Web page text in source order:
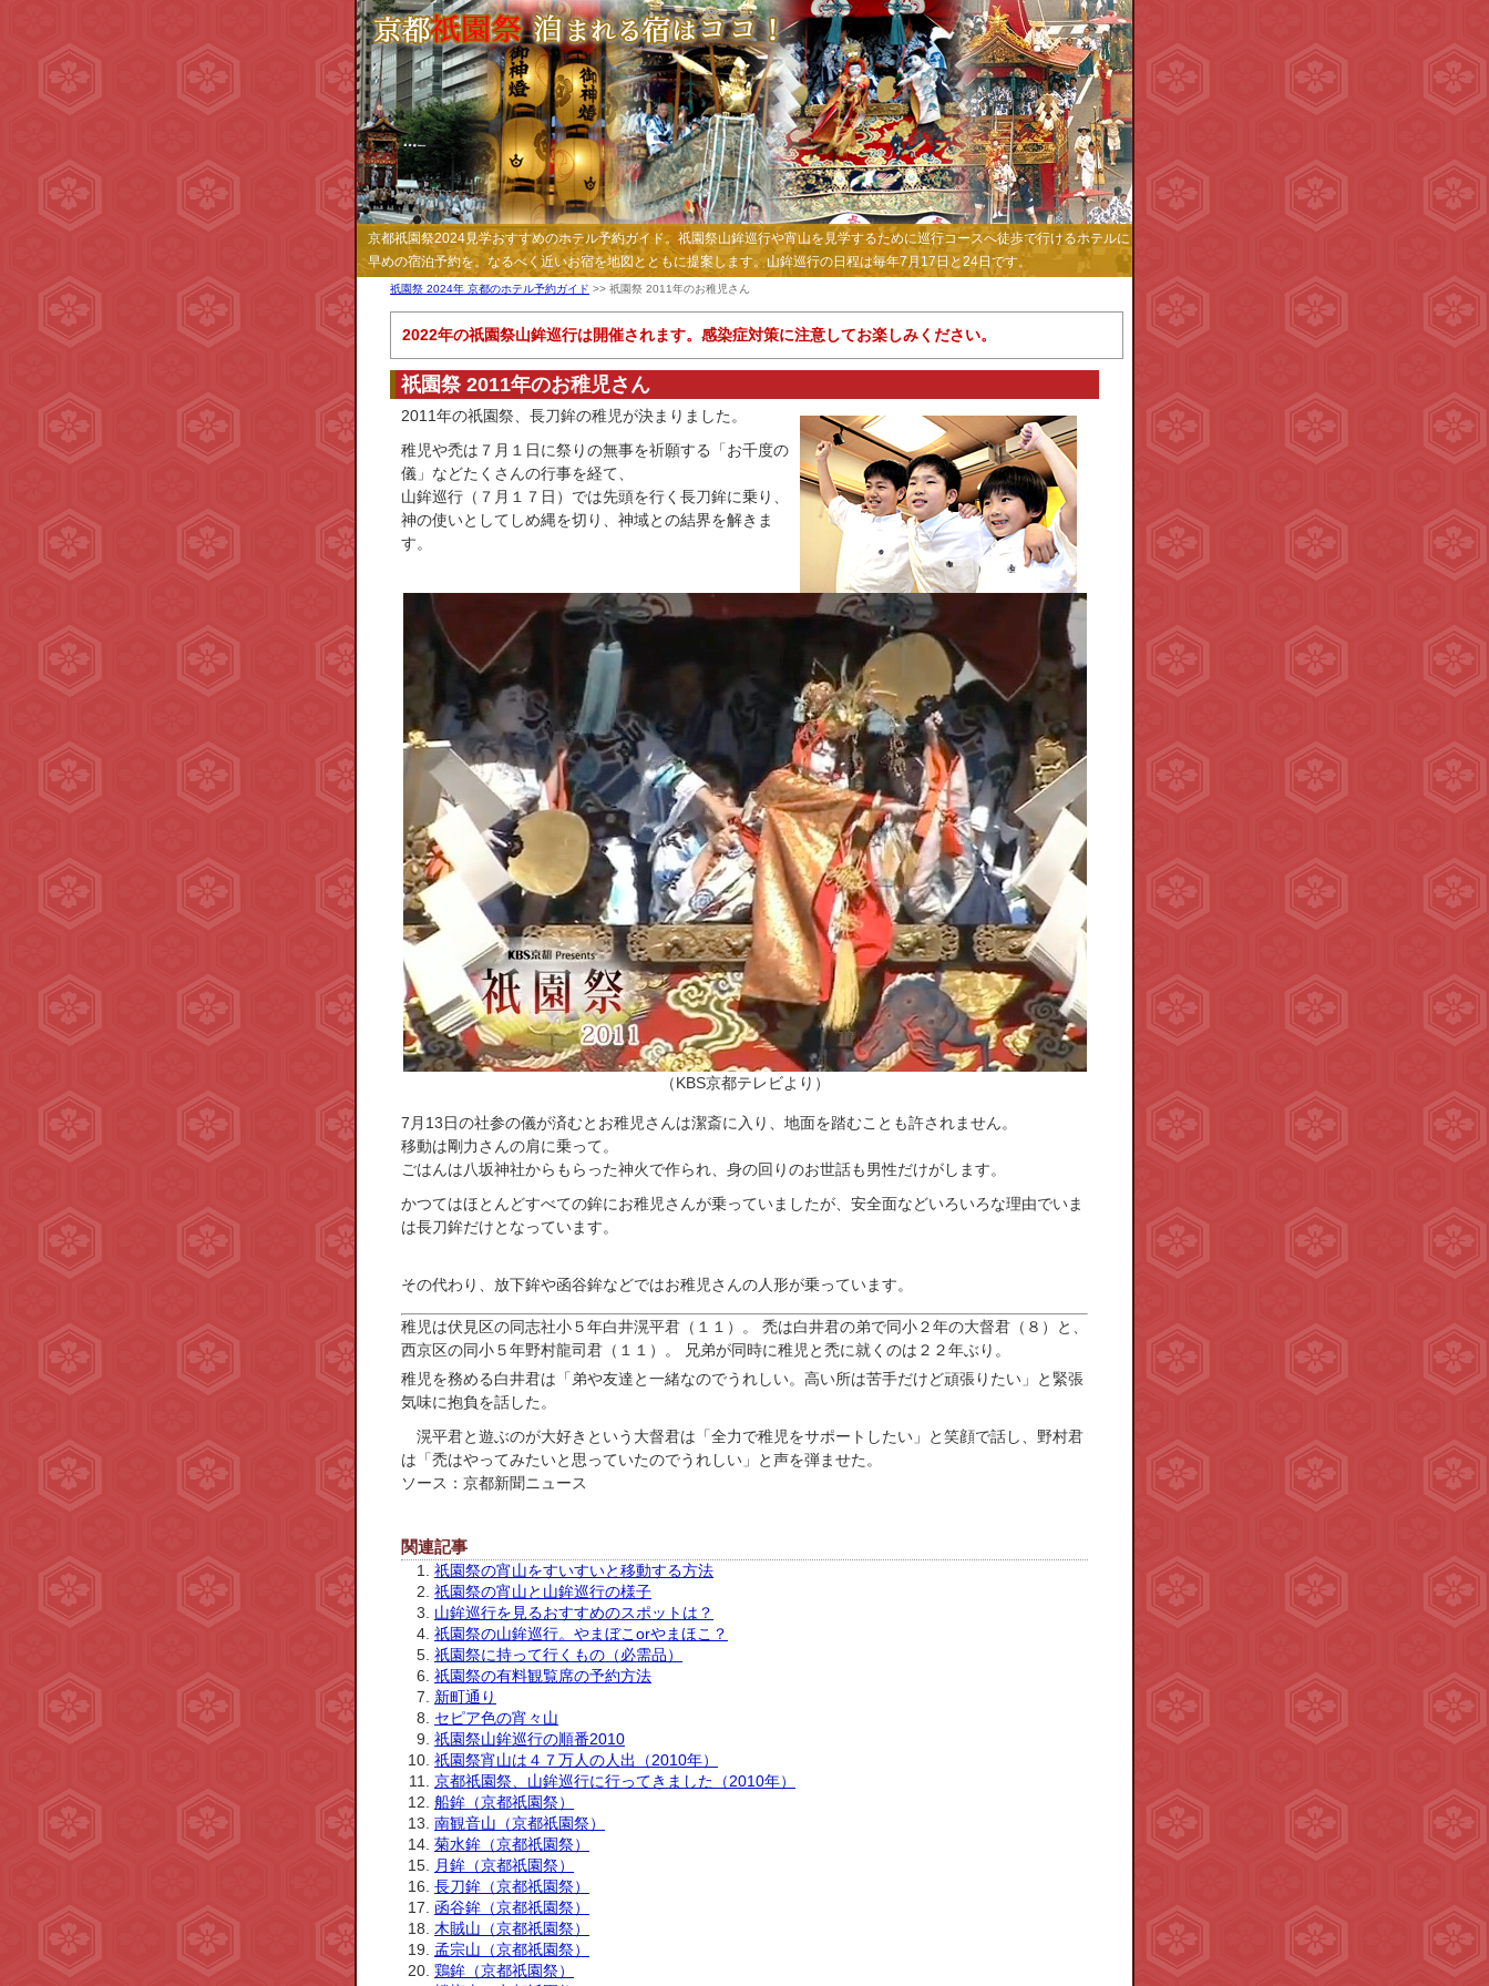
京都祇園祭2024見学おすすめのホテル予約ガイド。祇園祭山鉾巡行や宵山を見学するために巡行コースへ徒歩で行けるホテルに
早めの宿泊予約を。なるべく近いお宿を地図とともに提案します。山鉾巡行の日程は毎年7月17日と24日です。
祇園祭 2024年 京都のホテル予約ガイド >> 祇園祭 2011年のお稚児さん
2022年の祇園祭山鉾巡行は開催されます。感染症対策に注意してお楽しみください。
祇園祭 2011年のお稚児さん
2011年の祇園祭、長刀鉾の稚児が決まりました。
稚児や禿は７月１日に祭りの無事を祈願する「お千度の
儀」などたくさんの行事を経て、
山鉾巡行（７月１７日）では先頭を行く長刀鉾に乗り、
神の使いとしてしめ縄を切り、神域との結界を解きま
す。
（KBS京都テレビより）
7月13日の社参の儀が済むとお稚児さんは潔斎に入り、地面を踏むことも許されません。
移動は剛力さんの肩に乗って。
ごはんは八坂神社からもらった神火で作られ、身の回りのお世話も男性だけがします。
かつてはほとんどすべての鉾にお稚児さんが乗っていましたが、安全面などいろいろな理由でいま
は長刀鉾だけとなっています。
その代わり、放下鉾や函谷鉾などではお稚児さんの人形が乗っています。
稚児は伏見区の同志社小５年白井滉平君（１１）。 禿は白井君の弟で同小２年の大督君（８）と、
西京区の同小５年野村龍司君（１１）。 兄弟が同時に稚児と禿に就くのは２２年ぶり。
稚児を務める白井君は「弟や友達と一緒なのでうれしい。高い所は苦手だけど頑張りたい」と緊張
気味に抱負を話した。
滉平君と遊ぶのが大好きという大督君は「全力で稚児をサポートしたい」と笑顔で話し、野村君
は「禿はやってみたいと思っていたのでうれしい」と声を弾ませた。
ソース：京都新聞ニュース
関連記事
祇園祭の宵山をすいすいと移動する方法
祇園祭の宵山と山鉾巡行の様子
山鉾巡行を見るおすすめのスポットは？
祇園祭の山鉾巡行。やまぼこorやまほこ？
祇園祭に持って行くもの（必需品）
祇園祭の有料観覧席の予約方法
新町通り
セピア色の宵々山
祇園祭山鉾巡行の順番2010
祇園祭宵山は４７万人の人出（2010年）
京都祇園祭、山鉾巡行に行ってきました（2010年）
船鉾（京都祇園祭）
南観音山（京都祇園祭）
菊水鉾（京都祇園祭）
月鉾（京都祇園祭）
長刀鉾（京都祇園祭）
函谷鉾（京都祇園祭）
木賊山（京都祇園祭）
孟宗山（京都祇園祭）
鶏鉾（京都祇園祭）